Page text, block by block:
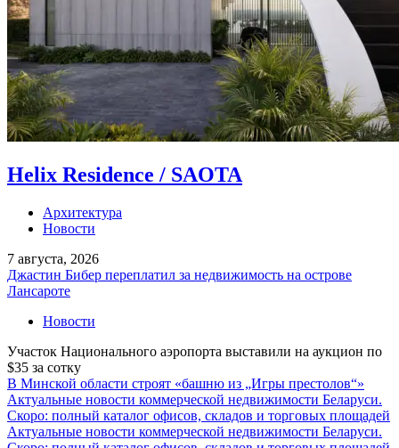
Helix Residence / SAOTA
Архитектура
Новости
7 августа, 2026
Джастин Бибер переплатил за недвижимость на острове
Лансароте
Новости
Участок Национального аэропорта выставили на аукцион по
$35 за сотку
В Минской области строят «башню из „Игры престолов“»
Актуальные новости коммерческой недвижимости Беларуси.
Скоро: полный каталог офисов, складов и торговых площадей
Актуальные новости коммерческой недвижимости Беларуси.